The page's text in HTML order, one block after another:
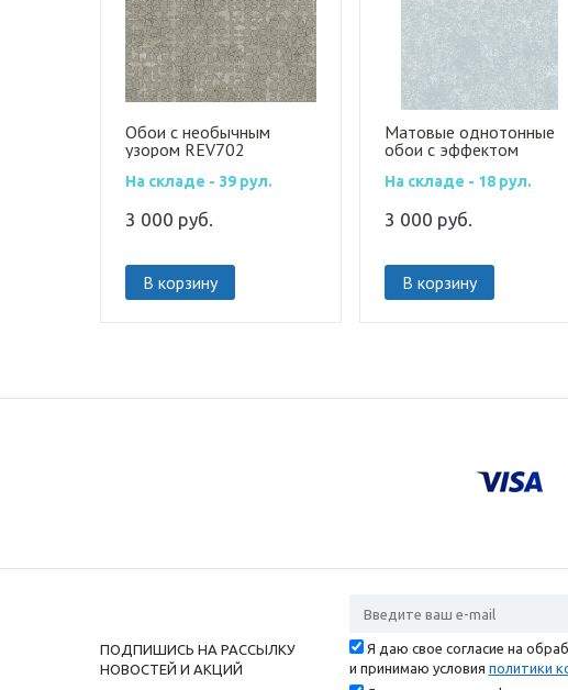
Обои с необычным
узором REV702
На складе - 39 рул.
3 000 руб.
В корзину
Матовые однотонные
обои с эффектом
На складе - 18 рул.
3 000 руб.
В корзину
ПОДПИШИСЬ НА РАССЫЛКУ
НОВОСТЕЙ И АКЦИЙ
Я даю свое согласие на
и принимаю условия политики